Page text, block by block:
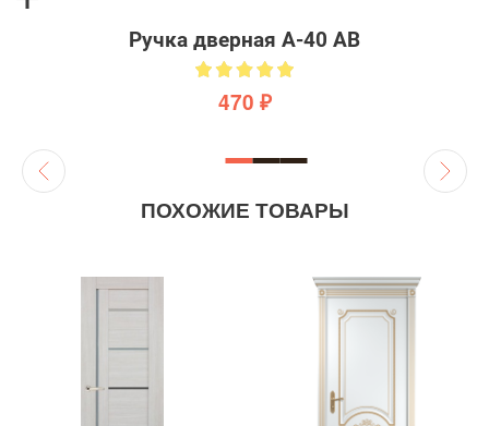
Ручка дверная A-40 AB
470 ₽
ПОХОЖИЕ ТОВАРЫ